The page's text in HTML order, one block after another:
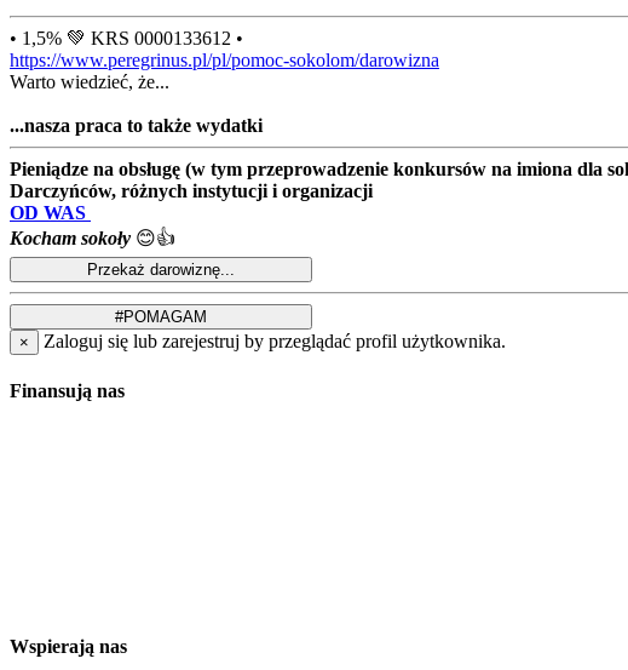
• 1,5% 💚 KRS 0000133612 •
https://www.peregrinus.pl/pl/pomoc-sokolom/darowizna
Warto wiedzieć, że...
...nasza praca to także wydatki
Pieniądze na obsługę (w tym przeprowadzenie konkursów na imiona dla
Darczyńców, różnych instytucji i organizacji
OD WAS
Kocham sokoły 😊👍
× Zaloguj się lub zarejestruj by przeglądać profil użytkownika.
Finansują nas
Wspierają nas